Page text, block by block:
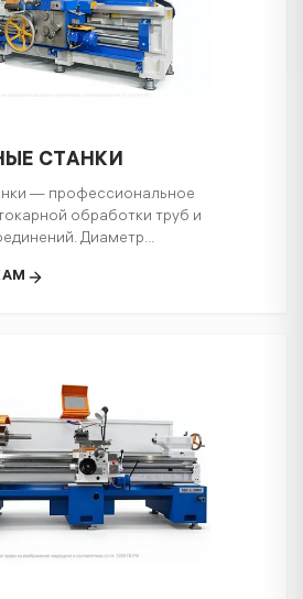
СТАНКИ
— профессиональное
обработки труб и
Диаметр
обработку торцов и
Заводская гарантия!
часа! Доставка по РФ и